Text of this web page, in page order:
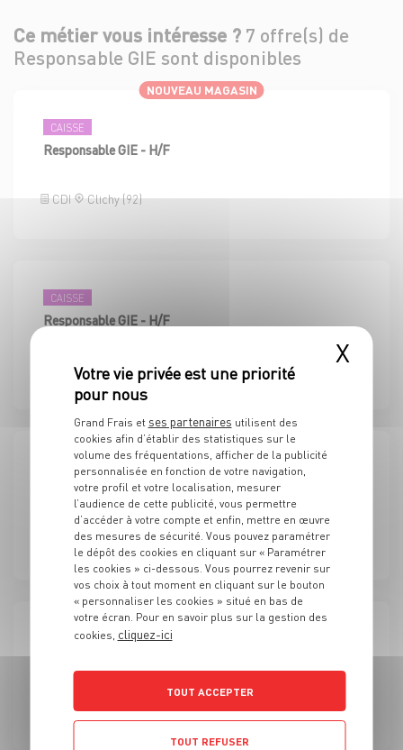
Ce métier vous intéresse ? 7 offre(s) de
Responsable GIE sont disponibles
NOUVEAU MAGASIN
CAISSE
Responsable GIE - H/F
CDI Clichy (92)
CAISSE
Responsable GIE - H/F
Saran (45)
CAISSE
Responsable GIE - H/F
Cogolin (83)
CAISSE
Marseille (13)
X
Grand Frais et ses partenaires utilisent des
cookies afin d’établir des statistiques sur le
volume des fréquentations, afficher de la publicité
personnalisée en fonction de votre navigation,
votre profil et votre localisation, mesurer
l’audience de cette publicité, vous permettre
d’accéder à votre compte et enfin, mettre en œuvre
des mesures de sécurité. Vous pouvez paramétrer
le dépôt des cookies en cliquant sur « Paramétrer
les cookies » ci-dessous. Vous pourrez revenir sur
vos choix à tout moment en cliquant sur le bouton
« personnaliser les cookies » situé en bas de
votre écran. Pour en savoir plus sur la gestion des
cookies, cliquez-ici
TOUT ACCEPTER
TOUT REFUSER